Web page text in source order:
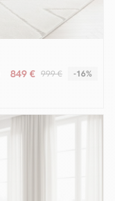
849 € 999 € -16%